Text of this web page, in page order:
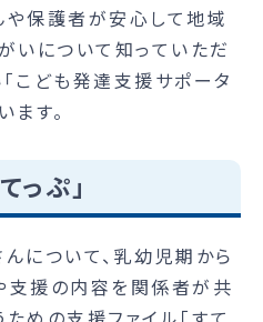
保護者が安心して地域
いについて知っていただ
こども発達支援サポータ
ます。
っぷ」
について、乳幼児期から
支援の内容を関係者が共